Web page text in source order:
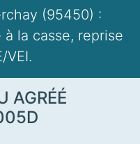
(95450) :
la casse, reprise
VEI.
AGRÉÉ